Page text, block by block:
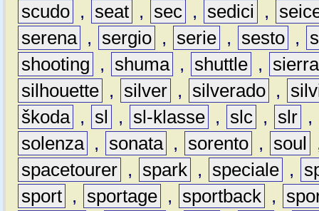
scudo , seat , sec , sedici ,
serena , sergio , serie , sesto ,
shooting
, shuma , shuttle ,
sierra
silhouette , silver , silverado ,
škoda , sl , sl-klasse , slc , slr ,
solenza , sonata , sorento , soul
spacetourer , spark , speciale ,
sport , sportage , sportback ,